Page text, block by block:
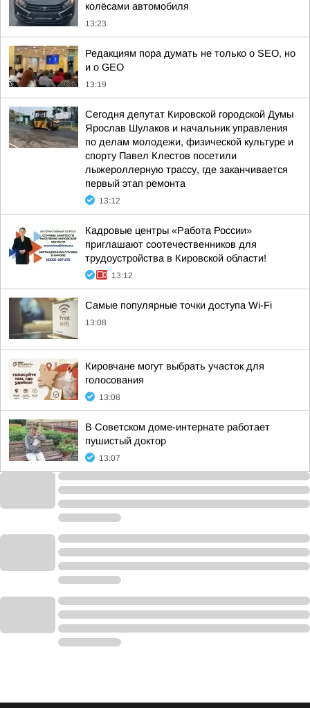
колёсами автомобиля
13:23
Редакциям пора думать не только о SEO, но
и о GEO
13:19
Сегодня депутат Кировской городской Думы
Ярослав Шулаков и начальник управления
по делам молодежи, физической культуре и
спорту Павел Клестов посетили
лыжероллерную трассу, где заканчивается
первый этап ремонта
13:12
Кадровые центры «Работа России»
приглашают соотечественников для
трудоустройства в Кировской области!
13:12
Самые популярные точки доступа Wi-Fi
13:08
Кировчане могут выбрать участок для
голосования
13:08
В Советском доме-интернате работает
пушистый доктор
13:07